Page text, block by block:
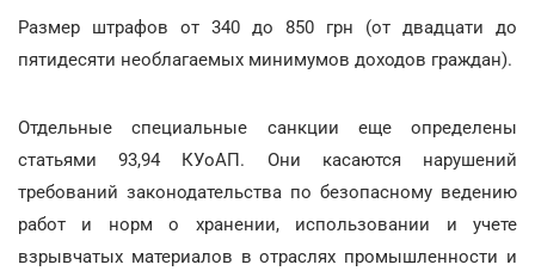
Размер штрафов от 340 до 850 грн (от двадцати до
пятидесяти необлагаемых минимумов доходов граждан).
Отдельные специальные санкции еще определены
статьями 93,94 КУоАП. Они касаются нарушений
требований законодательства по безопасному ведению
работ и норм о хранении, использовании и учете
взрывчатых материалов в отраслях промышленности и